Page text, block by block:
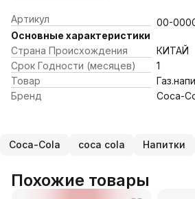
Артикул
00-
Основные характеристики
Страна Происхождения
КИТАЙ
Срок Годности (месяцев)
1
Товар
Бренд
Coca-
Coca-Cola coca cola Напитки
Похожие товары